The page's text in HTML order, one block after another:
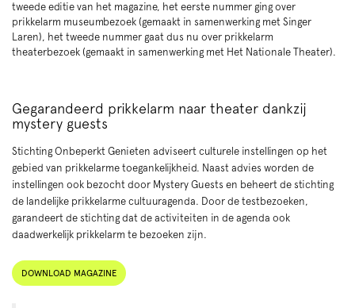
tweede editie van het magazine, het eerste nummer ging over
prikkelarm museumbezoek (gemaakt in samenwerking met Singer
Laren), het tweede nummer gaat dus nu over prikkelarm
theaterbezoek (gemaakt in samenwerking met Het Nationale Theater).
Gegarandeerd prikkelarm naar theater dankzij
mystery guests
Stichting Onbeperkt Genieten adviseert culturele instellingen op het
gebied van prikkelarme toegankelijkheid. Naast advies worden de
instellingen ook bezocht door Mystery Guests en beheert de stichting
de landelijke prikkelarme cultuuragenda. Door de testbezoeken,
garandeert de stichting dat de activiteiten in de agenda ook
daadwerkelijk prikkelarm te bezoeken zijn.
DOWNLOAD MAGAZINE